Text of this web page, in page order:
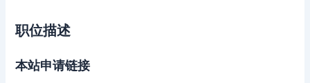
职位描述
本站申请链接